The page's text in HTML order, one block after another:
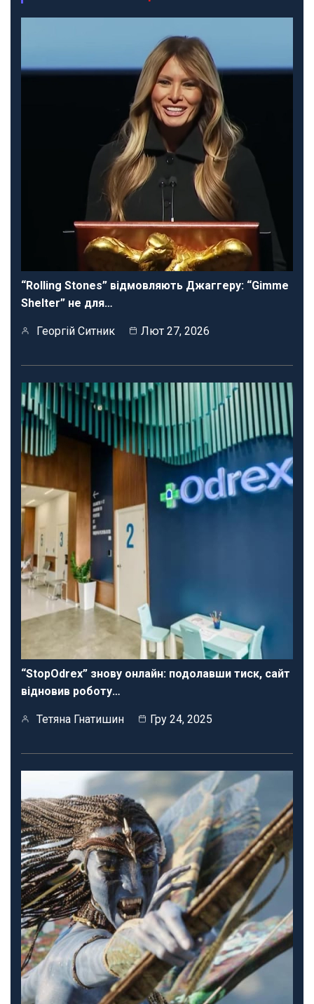
“Rolling Stones” відмовляють Джаггеру: “Gimme
Shelter” не для…
Георгій Ситник Лют 27, 2026
“StopOdrex” знову онлайн: подолавши тиск, сайт
відновив роботу…
Тетяна Гнатишин Гру 24, 2025